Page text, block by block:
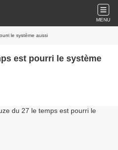
MENU
le système aussi
est pourri le système